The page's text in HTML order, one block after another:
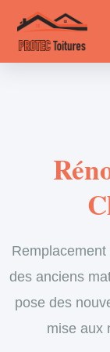
des anciens
pose des
mise aux